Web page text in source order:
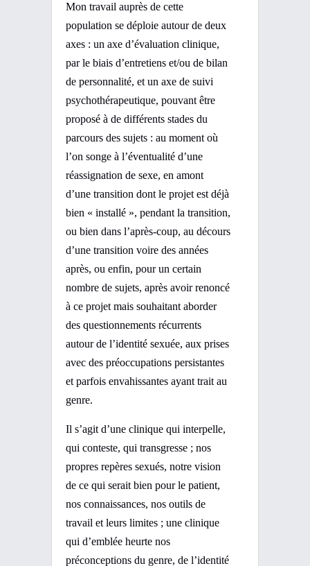
Mon travail auprès de cette
population se déploie autour de deux
axes : un axe d’évaluation clinique,
par le biais d’entretiens et/ou de bilan
de personnalité, et un axe de suivi
psychothérapeutique, pouvant être
proposé à de différents stades du
parcours des sujets : au moment où
l’on songe à l’éventualité d’une
réassignation de sexe, en amont
d’une transition dont le projet est déjà
bien « installé », pendant la transition,
ou bien dans l’après-coup, au décours
d’une transition voire des années
après, ou enfin, pour un certain
nombre de sujets, après avoir renoncé
à ce projet mais souhaitant aborder
des questionnements récurrents
autour de l’identité sexuée, aux prises
avec des préoccupations persistantes
et parfois envahissantes ayant trait au
genre.
Il s’agit d’une clinique qui interpelle,
qui conteste, qui transgresse ; nos
propres repères sexués, notre vision
de ce qui serait bien pour le patient,
nos connaissances, nos outils de
travail et leurs limites ; une clinique
qui d’emblée heurte nos
préconceptions du genre, de l’identité